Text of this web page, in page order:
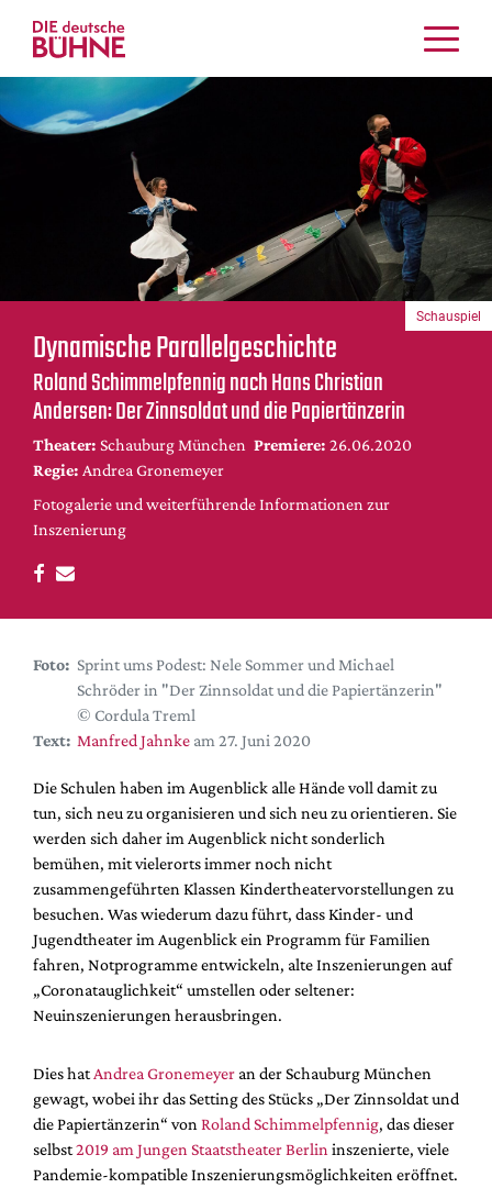
Kritiken
Schauspiel
Musiktheater
Bühnenwelt
Festivals & Veranstaltungen
Menschen & Theater
Themen
Internationales
Nachrufe
Medientipps
DdB-map
Kalender
Premierensuche
Festival-Planer
Hefte
Alle Hefte
Leseproben
Service
Shop / Abo
Newsletter
Redaktion
Autor:innen
Partner
Mediadaten
Dynamische Parallelgeschichte
Roland Schimmelpfennig nach Hans Christian
Andersen: Der Zinnsoldat und die Papiertänzerin
Theater: Schauburg München Premiere: 26.06.2020
Regie: Andrea Gronemeyer
Fotogalerie und weiterführende Informationen zur
Inszenierung
Schauspiel
Foto: Sprint ums Podest: Nele Sommer und Michael
Schröder in "Der Zinnsoldat und die Papiertänzerin"
© Cordula Treml
Text: Manfred Jahnke am 27. Juni 2020
Die Schulen haben im Augenblick alle Hände voll damit zu
tun, sich neu zu organisieren und sich neu zu orientieren. Sie
werden sich daher im Augenblick nicht sonderlich
bemühen, mit vielerorts immer noch nicht
zusammengeführten Klassen Kindertheatervorstellungen zu
besuchen. Was wiederum dazu führt, dass Kinder- und
Jugendtheater im Augenblick ein Programm für Familien
fahren, Notprogramme entwickeln, alte Inszenierungen auf
„Coronatauglichkeit“ umstellen oder seltener:
Neuinszenierungen herausbringen.
Dies hat Andrea Gronemeyer an der Schauburg München
gewagt, wobei ihr das Setting des Stücks „Der Zinnsoldat und
die Papiertänzerin“ von Roland Schimmelpfennig, das dieser
selbst2019 am Jungen Staatstheater Berlin inszenierte, viele
Pandemie-kompatible Inszenierungsmöglichkeiten eröffnet.